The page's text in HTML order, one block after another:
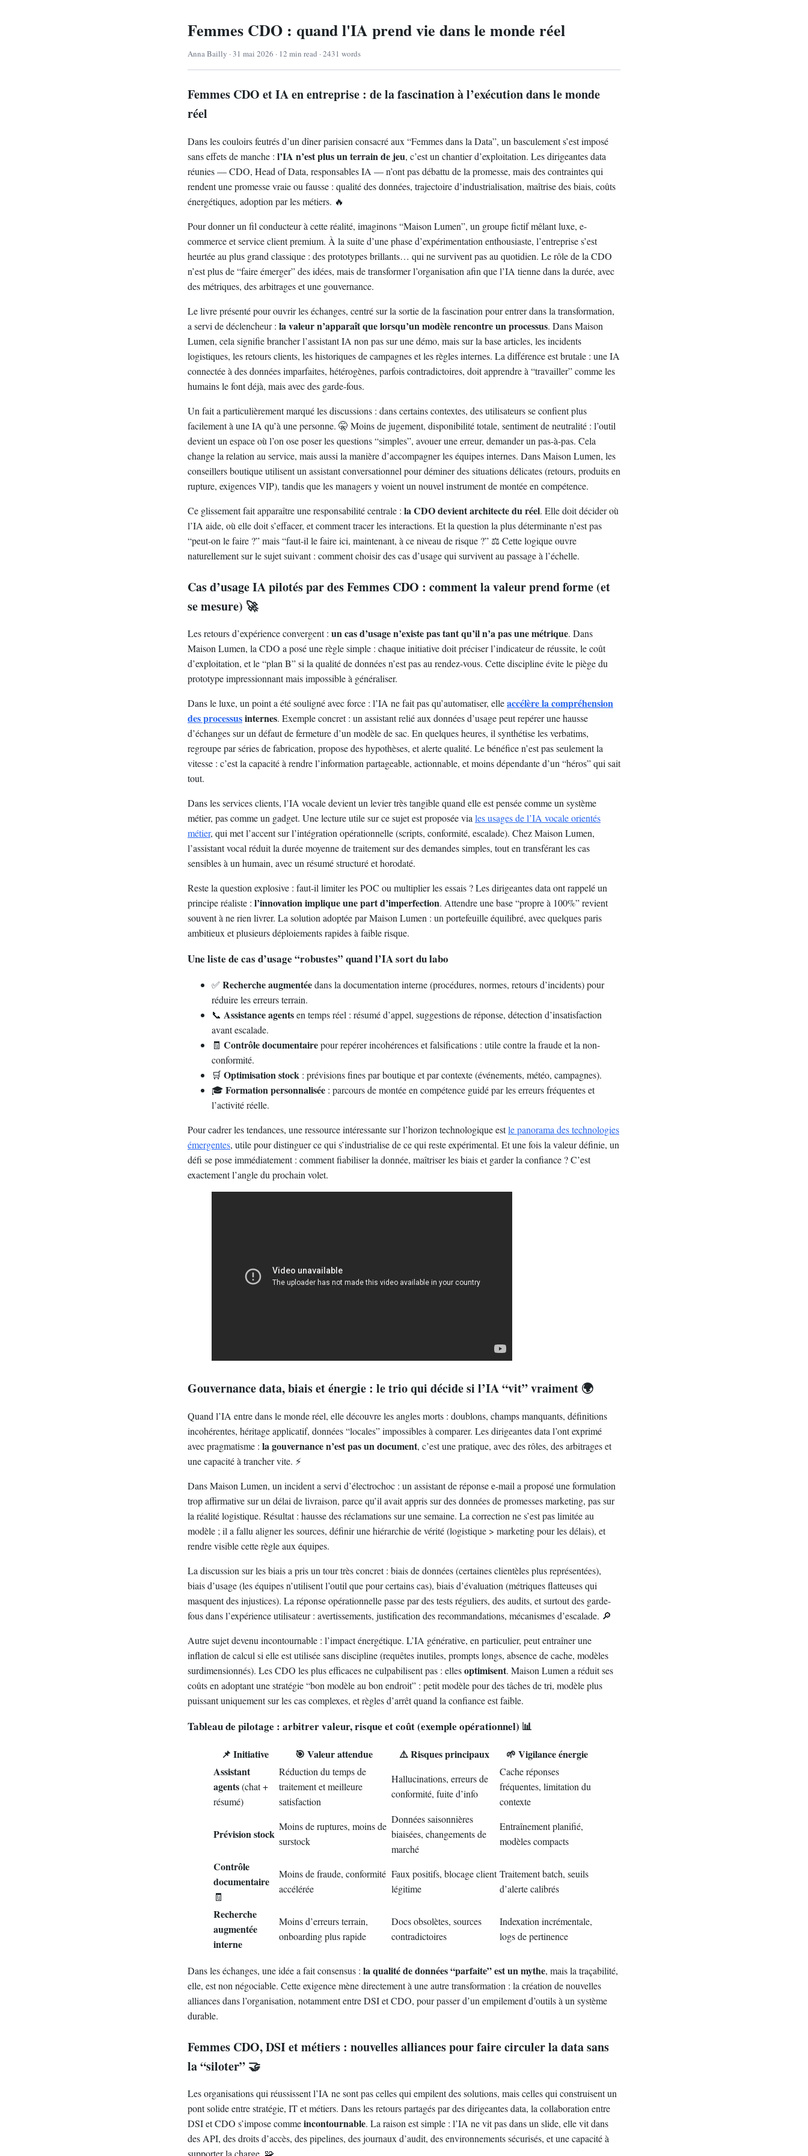
Femmes CDO : quand l'IA prend vie dans le monde réel
Anna Bailly · 31 mai 2026 · 12 min read · 2431 words
Femmes CDO et IA en entreprise : de la fascination à l’exécution dans le monde
réel
Dans les couloirs feutrés d’un dîner parisien consacré aux “Femmes dans la Data”, un basculement s’est imposé
sans effets de manche : l’IA n’est plus un terrain de jeu, c’est un chantier d’exploitation. Les dirigeantes data
réunies — CDO, Head of Data, responsables IA — n’ont pas débattu de la promesse, mais des contraintes qui
rendent une promesse vraie ou fausse : qualité des données, trajectoire d’industrialisation, maîtrise des biais, coûts
énergétiques, adoption par les métiers. 🔥
Pour donner un fil conducteur à cette réalité, imaginons “Maison Lumen”, un groupe fictif mêlant luxe, e-
commerce et service client premium. À la suite d’une phase d’expérimentation enthousiaste, l’entreprise s’est
heurtée au plus grand classique : des prototypes brillants… qui ne survivent pas au quotidien. Le rôle de la CDO
n’est plus de “faire émerger” des idées, mais de transformer l’organisation afin que l’IA tienne dans la durée, avec
des métriques, des arbitrages et une gouvernance.
Le livre présenté pour ouvrir les échanges, centré sur la sortie de la fascination pour entrer dans la transformation,
a servi de déclencheur : la valeur n’apparaît que lorsqu’un modèle rencontre un processus. Dans Maison
Lumen, cela signifie brancher l’assistant IA non pas sur une démo, mais sur la base articles, les incidents
logistiques, les retours clients, les historiques de campagnes et les règles internes. La différence est brutale : une IA
connectée à des données imparfaites, hétérogènes, parfois contradictoires, doit apprendre à “travailler” comme les
humains le font déjà, mais avec des garde-fous.
Un fait a particulièrement marqué les discussions : dans certains contextes, des utilisateurs se confient plus
facilement à une IA qu’à une personne. 🤫 Moins de jugement, disponibilité totale, sentiment de neutralité : l’outil
devient un espace où l’on ose poser les questions “simples”, avouer une erreur, demander un pas-à-pas. Cela
change la relation au service, mais aussi la manière d’accompagner les équipes internes. Dans Maison Lumen, les
conseillers boutique utilisent un assistant conversationnel pour déminer des situations délicates (retours, produits en
rupture, exigences VIP), tandis que les managers y voient un nouvel instrument de montée en compétence.
Ce glissement fait apparaître une responsabilité centrale : la CDO devient architecte du réel. Elle doit décider où
l’IA aide, où elle doit s’effacer, et comment tracer les interactions. Et la question la plus déterminante n’est pas
“peut-on le faire ?” mais “faut-il le faire ici, maintenant, à ce niveau de risque ?” ⚖️ Cette logique ouvre
naturellement sur le sujet suivant : comment choisir des cas d’usage qui survivent au passage à l’échelle.
Cas d’usage IA pilotés par des Femmes CDO : comment la valeur prend forme (et
se mesure) 🚀
Les retours d’expérience convergent : un cas d’usage n’existe pas tant qu’il n’a pas une métrique. Dans
Maison Lumen, la CDO a posé une règle simple : chaque initiative doit préciser l’indicateur de réussite, le coût
d’exploitation, et le “plan B” si la qualité de données n’est pas au rendez-vous. Cette discipline évite le piège du
prototype impressionnant mais impossible à généraliser.
Dans le luxe, un point a été souligné avec force : l’IA ne fait pas qu’automatiser, elleaccélère la compréhension
des processusinternes. Exemple concret : un assistant relié aux données d’usage peut repérer une hausse
d’échanges sur un défaut de fermeture d’un modèle de sac. En quelques heures, il synthétise les verbatims,
regroupe par séries de fabrication, propose des hypothèses, et alerte qualité. Le bénéfice n’est pas seulement la
vitesse : c’est la capacité à rendre l’information partageable, actionnable, et moins dépendante d’un “héros” qui sait
tout.
Dans les services clients, l’IA vocale devient un levier très tangible quand elle est pensée comme un système
métier, pas comme un gadget. Une lecture utile sur ce sujet est proposée via les usages de l’IA vocale orientés
métier, qui met l’accent sur l’intégration opérationnelle (scripts, conformité, escalade). Chez Maison Lumen,
l’assistant vocal réduit la durée moyenne de traitement sur des demandes simples, tout en transférant les cas
sensibles à un humain, avec un résumé structuré et horodaté.
Reste la question explosive : faut-il limiter les POC ou multiplier les essais ? Les dirigeantes data ont rappelé un
principe réaliste : l’innovation implique une part d’imperfection. Attendre une base “propre à 100%” revient
souvent à ne rien livrer. La solution adoptée par Maison Lumen : un portefeuille équilibré, avec quelques paris
ambitieux et plusieurs déploiements rapides à faible risque.
Une liste de cas d’usage “robustes” quand l’IA sort du labo
✅ Recherche augmentéedans la documentation interne (procédures, normes, retours d’incidents) pour
réduire les erreurs terrain.
📞 Assistance agentsen temps réel : résumé d’appel, suggestions de réponse, détection d’insatisfaction
avant escalade.
🧾 Contrôle documentairepour repérer incohérences et falsifications : utile contre la fraude et la non-
conformité.
🛒 Optimisation stock : prévisions fines par boutique et par contexte (événements, météo, campagnes).
🎓 Formation personnalisée : parcours de montée en compétence guidé par les erreurs fréquentes et
l’activité réelle.
Pour cadrer les tendances, une ressource intéressante sur l’horizon technologique estle panorama des technologies
émergentes, utile pour distinguer ce qui s’industrialise de ce qui reste expérimental. Et une fois la valeur définie, un
défi se pose immédiatement : comment fiabiliser la donnée, maîtriser les biais et garder la confiance ? C’est
exactement l’angle du prochain volet.
Gouvernance data, biais et énergie : le trio qui décide si l’IA “vit” vraiment 🌍
Quand l’IA entre dans le monde réel, elle découvre les angles morts : doublons, champs manquants, définitions
incohérentes, héritage applicatif, données “locales” impossibles à comparer. Les dirigeantes data l’ont exprimé
avec pragmatisme : la gouvernance n’est pas un document, c’est une pratique, avec des rôles, des arbitrages et
une capacité à trancher vite. ⚡
Dans Maison Lumen, un incident a servi d’électrochoc : un assistant de réponse e-mail a proposé une formulation
trop affirmative sur un délai de livraison, parce qu’il avait appris sur des données de promesses marketing, pas sur
la réalité logistique. Résultat : hausse des réclamations sur une semaine. La correction ne s’est pas limitée au
modèle ; il a fallu aligner les sources, définir une hiérarchie de vérité (logistique > marketing pour les délais), et
rendre visible cette règle aux équipes.
La discussion sur les biais a pris un tour très concret : biais de données (certaines clientèles plus représentées),
biais d’usage (les équipes n’utilisent l’outil que pour certains cas), biais d’évaluation (métriques flatteuses qui
masquent des injustices). La réponse opérationnelle passe par des tests réguliers, des audits, et surtout des garde-
fous dans l’expérience utilisateur : avertissements, justification des recommandations, mécanismes d’escalade. 🔎
Autre sujet devenu incontournable : l’impact énergétique. L’IA générative, en particulier, peut entraîner une
inflation de calcul si elle est utilisée sans discipline (requêtes inutiles, prompts longs, absence de cache, modèles
surdimensionnés). Les CDO les plus efficaces ne culpabilisent pas : ellesoptimisent. Maison Lumen a réduit ses
coûts en adoptant une stratégie “bon modèle au bon endroit” : petit modèle pour des tâches de tri, modèle plus
puissant uniquement sur les cas complexes, et règles d’arrêt quand la confiance est faible.
Tableau de pilotage : arbitrer valeur, risque et coût (exemple opérationnel) 📊
📌 Initiative 🎯 Valeur attendue ⚠️ Risques principaux
🌱 Vigilance énergie
Assistant
agents(chat +
résumé)
Réduction du temps de
traitement et meilleure
satisfaction
Hallucinations, erreurs de
conformité, fuite d’info
Cache réponses
fréquentes, limitation du
contexte
Prévision stock
Moins de ruptures, moins de
surstock
Données saisonnières
biaisées, changements de
marché
Entraînement planifié,
modèles compacts
Contrôle
documentaire
🧾
Moins de fraude, conformité
accélérée
Faux positifs, blocage client
légitime
Traitement batch, seuils
d’alerte calibrés
Recherche
augmentée
interne
Moins d’erreurs terrain,
onboarding plus rapide
Docs obsolètes, sources
contradictoires
Indexation incrémentale,
logs de pertinence
Dans les échanges, une idée a fait consensus : la qualité de données “parfaite” est un mythe, mais la traçabilité,
elle, est non négociable. Cette exigence mène directement à une autre transformation : la création de nouvelles
alliances dans l’organisation, notamment entre DSI et CDO, pour passer d’un empilement d’outils à un système
durable.
Femmes CDO, DSI et métiers : nouvelles alliances pour faire circuler la data sans
la “siloter” 🤝
Les organisations qui réussissent l’IA ne sont pas celles qui empilent des solutions, mais celles qui construisent un
pont solide entre stratégie, IT et métiers. Dans les retours partagés par des dirigeantes data, la collaboration entre
DSI et CDO s’impose commeincontournable. La raison est simple : l’IA ne vit pas dans un slide, elle vit dans
des API, des droits d’accès, des pipelines, des journaux d’audit, des environnements sécurisés, et une capacité à